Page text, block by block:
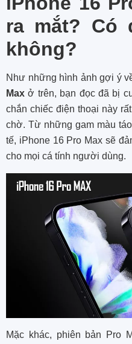
ra mắt? Có
không?
Như những hình ảnh gợi ý
Max ở trên, bạn đọc đã bị
chắn chiếc điện thoại này
chờ. Từ những gam màu
tế, iPhone 16 Pro Max sẽ
cho mọi cá tính người dùng.
Mặc khác, phiên bản Pro